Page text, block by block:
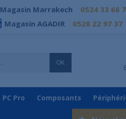
Magasin Marrakech 0524 33 66
Magasin AGADIR 0528 22 97 37
OK
PC Pro Composants